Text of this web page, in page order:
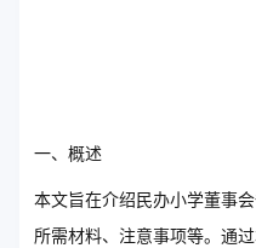
一、概述
本文旨在介绍民办小学董事
所需材料、注意事项等。通